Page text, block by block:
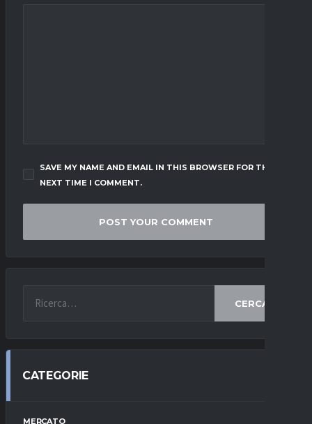
SAVE MY NAME AND EMAIL IN THIS BROWSER FOR THE
NEXT TIME I COMMENT.
CERCA
CATEGORIE
MERCATO